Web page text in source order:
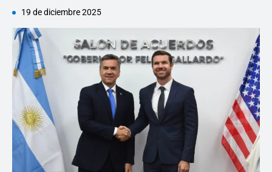
19 de diciembre 2025